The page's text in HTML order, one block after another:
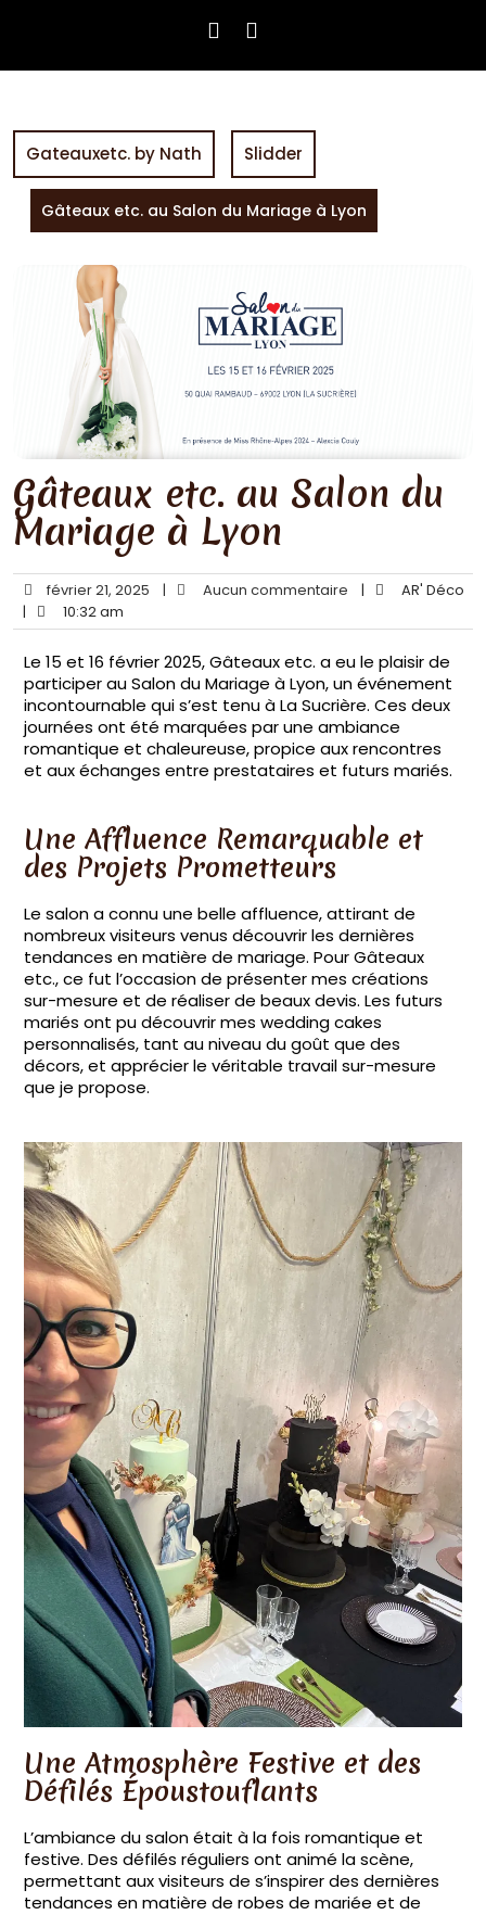
Gateauxetc. by Nath Slidder
Gâteaux etc. au Salon du Mariage à Lyon
Gâteaux etc. au Salon du
Mariage à Lyon
février 21, 2025 | Aucun commentaire |
AR' Déco
|
10:32 am
Le 15 et 16 février 2025, Gâteaux etc. a eu le plaisir de
participer au Salon du Mariage à Lyon, un événement
incontournable qui s’est tenu à La Sucrière. Ces deux
journées ont été marquées par une ambiance
romantique et chaleureuse, propice aux rencontres
et aux échanges entre prestataires et futurs mariés.
Une Affluence Remarquable et
des Projets Prometteurs
Le salon a connu une belle affluence, attirant de
nombreux visiteurs venus découvrir les dernières
tendances en matière de mariage. Pour Gâteaux
etc., ce fut l’occasion de présenter mes créations
sur-mesure et de réaliser de beaux devis. Les futurs
mariés ont pu découvrir mes wedding cakes
personnalisés, tant au niveau du goût que des
décors, et apprécier le véritable travail sur-mesure
que je propose.
Une Atmosphère Festive et des
Défilés Époustouflants
L’ambiance du salon était à la fois romantique et
festive. Des défilés réguliers ont animé la scène,
permettant aux visiteurs de s’inspirer des dernières
tendances en matière de robes de mariée et de